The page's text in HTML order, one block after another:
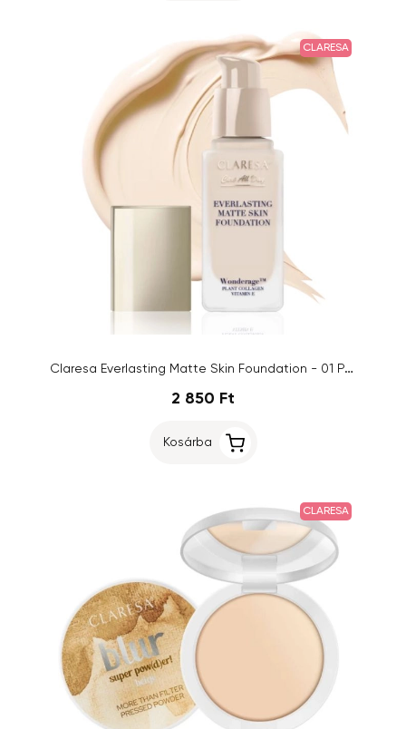
CLARESA
Claresa Everlasting Matte Skin Foundation - 01 Porcelain
2 850 Ft
Kosárba
CLARESA